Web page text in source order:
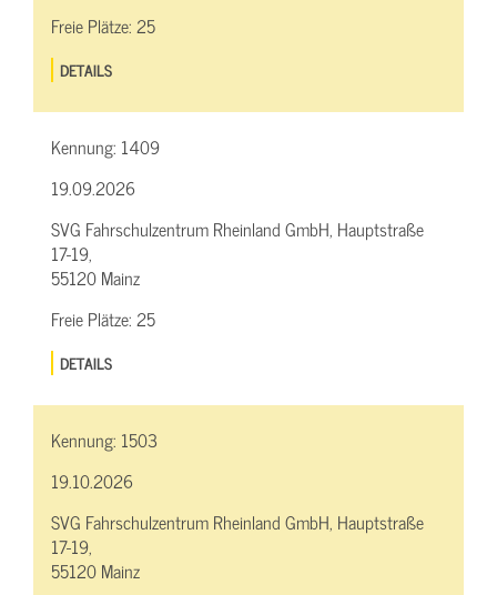
Freie Plätze:25
DETAILS
Kennung: 1409
19.09.2026
SVG Fahrschulzentrum Rheinland GmbH, Hauptstraße
17-19,
55120 Mainz
Freie Plätze:25
DETAILS
Kennung: 1503
19.10.2026
SVG Fahrschulzentrum Rheinland GmbH, Hauptstraße
17-19,
55120 Mainz